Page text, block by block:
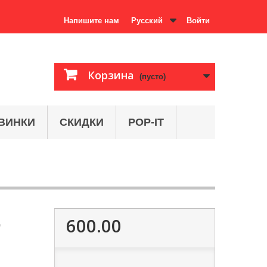
Войти
Русский
Напишите нам
Корзина (пусто)
СКИДКИ POP-IT
600.00